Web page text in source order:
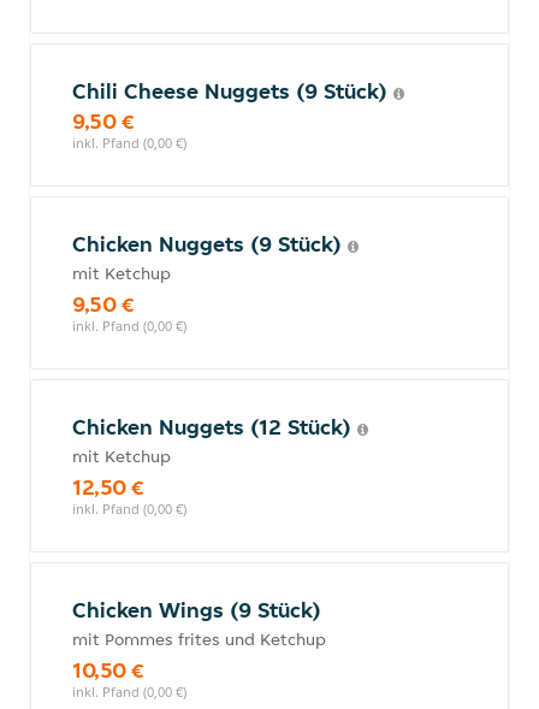
Chili Cheese Nuggets (9 Stück)
9,50 €
inkl. Pfand (0,00 €)
Chicken Nuggets (9 Stück)
mit Ketchup
9,50 €
inkl. Pfand (0,00 €)
Chicken Nuggets (12 Stück)
mit Ketchup
12,50 €
inkl. Pfand (0,00 €)
Chicken Wings (9 Stück)
mit Pommes frites und Ketchup
10,50 €
inkl. Pfand (0,00 €)